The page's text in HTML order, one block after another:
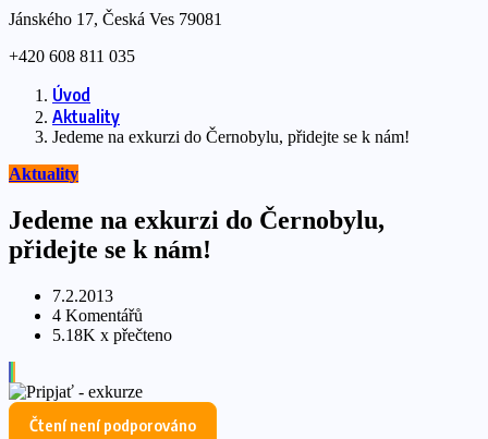
Jánského 17, Česká Ves 79081
+420 608 811 035
Úvod
Aktuality
Jedeme na exkurzi do Černobylu, přidejte se k nám!
Aktuality
Jedeme na exkurzi do Černobylu,
přidejte se k nám!
7.2.2013
4 Komentářů
5.18K x přečteno
Čtení není podporováno